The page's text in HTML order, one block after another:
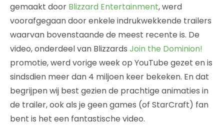
gemaakt door Blizzard Entertainment, werd
voorafgegaan door enkele indrukwekkende trailers
waarvan bovenstaande de meest recente is. De
video, onderdeel van Blizzards Join the Dominion!
promotie, werd vorige week op YouTube gezet en is
sindsdien meer dan 4 miljoen keer bekeken. En dat
begrijpen wij best gezien de prachtige animaties in
de trailer, ook als je geen games (of StarCraft) fan
bent is het een fantastische video.